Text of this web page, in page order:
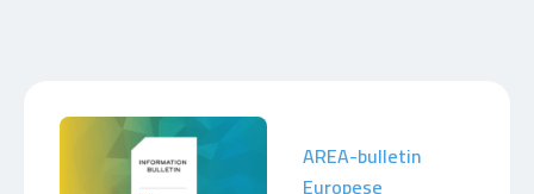
AREA-bulletin
Europese